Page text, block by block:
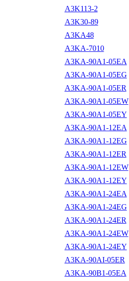
A3K113-2
A3K30-89
A3KA48
A3KA-7010
A3KA-90A1-05EA
A3KA-90A1-05EG
A3KA-90A1-05ER
A3KA-90A1-05EW
A3KA-90A1-05EY
A3KA-90A1-12EA
A3KA-90A1-12EG
A3KA-90A1-12ER
A3KA-90A1-12EW
A3KA-90A1-12EY
A3KA-90A1-24EA
A3KA-90A1-24EG
A3KA-90A1-24ER
A3KA-90A1-24EW
A3KA-90A1-24EY
A3KA-90AI-05ER
A3KA-90B1-05EA